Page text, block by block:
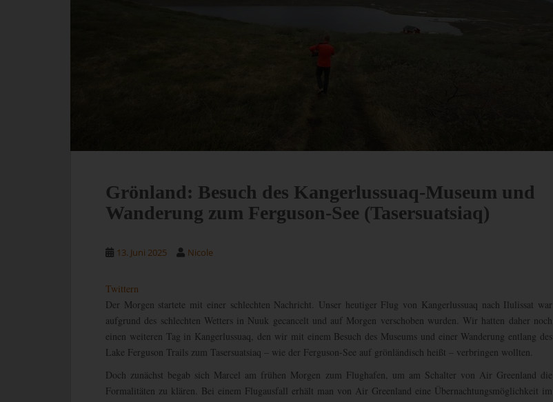
Grönland: Besuch des Kangerlussuaq-Museum und
Wanderung zum Ferguson-See (Tasersuatsiaq)
13. Juni 2025 Nicole
Twittern
Der Morgen startete mit einer schlechten Nachricht. Unser heutiger Flug von Kangerlussuaq nach Ilulissat war
aufgrund des schlechten Wetters in Nuuk gecancelt und auf Morgen verschoben wurden. Wir hatten daher noch
einen weiteren Tag in Kangerlussuaq, den wir mit einem Besuch des Museums und einer Wanderung entlang des
Lake Ferguson Trails zum Tasersuatsiaq – wie der Ferguson-See auf grönländisch heißt – verbringen wollten.
Doch zunächst begab sich Marcel am frühen Morgen zum Flughafen, um am Schalter von Air Greenland die
Formalitäten zu klären. Bei einem Flugausfall erhält man von Air Greenland eine Übernachtungsmöglichkeit im